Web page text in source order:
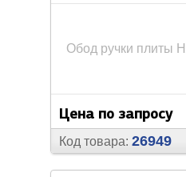
Обод ручки плиты
Цена по запросу
Код товара: 26949